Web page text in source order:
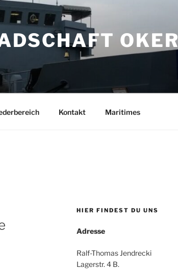
OKER
Kontakt Maritimes
HIER FINDEST DU UNS
Adresse
Ralf-Thomas Jendrecki
Lagerstr. 4 B.